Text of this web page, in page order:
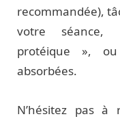
recommandée),
votre
protéique »,
absorbées.
N’hésitez pas à